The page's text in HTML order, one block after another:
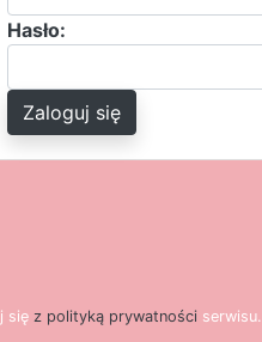
Hasło:
Zaloguj się
j się z polityką prywatności serwisu.